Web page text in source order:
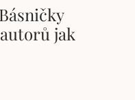
jak